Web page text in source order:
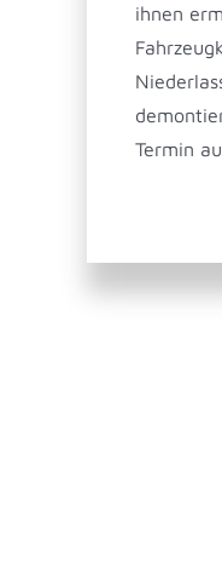
ihnen
Termin